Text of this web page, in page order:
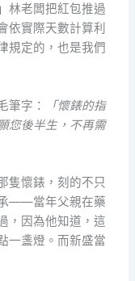
林老闆把紅包推過
依實際天數計算利
規定的，也是我們
筆字：
「懷錶的指
您後半生，不再需
隻懷錶，刻的不只
——當年父親在藥
，因為他知道，這
一盞燈。而新盛當